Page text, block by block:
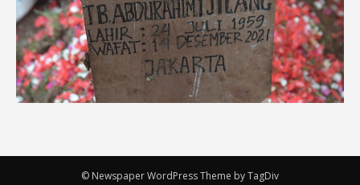
© Newspaper WordPress Theme by TagDiv